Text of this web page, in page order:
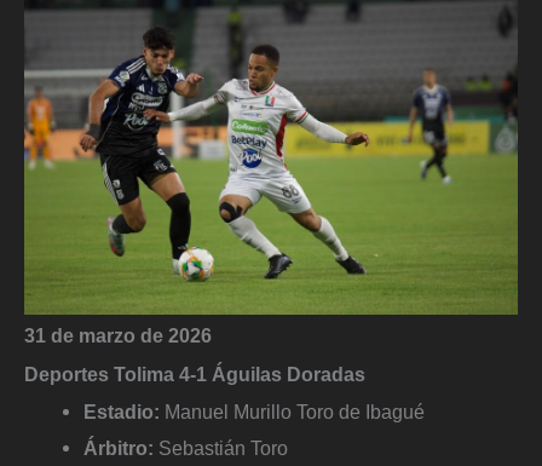
31 de marzo de 2026
Deportes Tolima 4-1 Águilas Doradas
Estadio: Manuel Murillo Toro de Ibagué
Árbitro: Sebastián Toro